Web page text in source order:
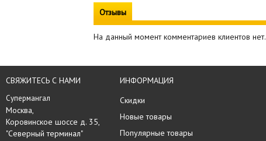
Отзывы
На данный момент комментариев клиентов нет.
СВЯЖИТЕСЬ С НАМИ
Супермангал
Москва,
Коровинское шоссе д. 35,
"Северный терминал"
ИНФОРМАЦИЯ
Скидки
Новые товары
Популярные товары